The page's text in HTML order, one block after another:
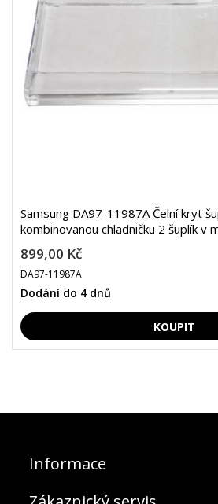
Samsung DA97-11987A Čelní kryt
kombinovanou chladničku 2 šuplík v
899,00 Kč
DA97-11987A
Dodání do 4 dnů
Informace